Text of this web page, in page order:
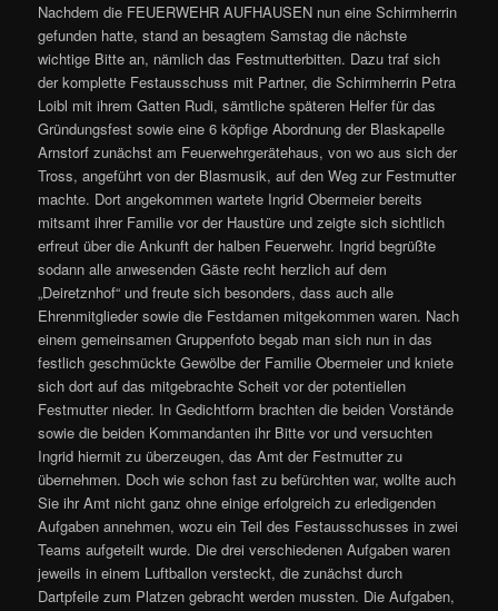
Nachdem die FEUERWEHR AUFHAUSEN nun eine Schirmherrin
gefunden hatte, stand an besagtem Samstag die nächste
wichtige Bitte an, nämlich das Festmutterbitten. Dazu traf sich
der komplette Festausschuss mit Partner, die Schirmherrin Petra
Loibl mit ihrem Gatten Rudi, sämtliche späteren Helfer für das
Gründungsfest sowie eine 6 köpfige Abordnung der Blaskapelle
Arnstorf zunächst am Feuerwehrgerätehaus, von wo aus sich der
Tross, angeführt von der Blasmusik, auf den Weg zur Festmutter
machte. Dort angekommen wartete Ingrid Obermeier bereits
mitsamt ihrer Familie vor der Haustüre und zeigte sich sichtlich
erfreut über die Ankunft der halben Feuerwehr. Ingrid begrüßte
sodann alle anwesenden Gäste recht herzlich auf dem
„Deiretznhof“ und freute sich besonders, dass auch alle
Ehrenmitglieder sowie die Festdamen mitgekommen waren. Nach
einem gemeinsamen Gruppenfoto begab man sich nun in das
festlich geschmückte Gewölbe der Familie Obermeier und kniete
sich dort auf das mitgebrachte Scheit vor der potentiellen
Festmutter nieder. In Gedichtform brachten die beiden Vorstände
sowie die beiden Kommandanten ihr Bitte vor und versuchten
Ingrid hiermit zu überzeugen, das Amt der Festmutter zu
übernehmen. Doch wie schon fast zu befürchten war, wollte auch
Sie ihr Amt nicht ganz ohne einige erfolgreich zu erledigenden
Aufgaben annehmen, wozu ein Teil des Festausschusses in zwei
Teams aufgeteilt wurde. Die drei verschiedenen Aufgaben waren
jeweils in einem Luftballon versteckt, die zunächst durch
Dartpfeile zum Platzen gebracht werden mussten. Die Aufgaben,